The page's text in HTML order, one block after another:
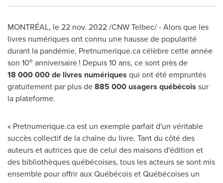
MONTRÉAL, le22 nov. 2022/CNW Telbec/ - Alors que les
livres numériques ont connu une hausse de popularité
durant la pandémie, Pretnumerique.ca célèbre cette année
son 10e anniversaire ! Depuis 10 ans, ce sont près de
18 000 000 de livres numériques qui ont été empruntés
gratuitement par plus de885 000 usagers québécois sur
la plateforme.
« Pretnumerique.ca est un exemple parfait d'un véritable
succès collectif de la chaîne du livre. Tant du côté des
auteurs et autrices que de celui des maisons d'édition et
des bibliothèques québécoises, tous les acteurs se sont mis
ensemble pour offrir aux Québécois et Québécoises un